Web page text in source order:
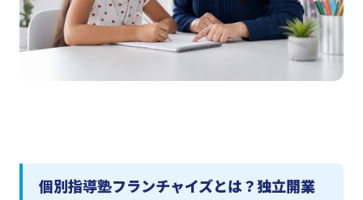
個別指導塾フランチャイズとは？独立開業